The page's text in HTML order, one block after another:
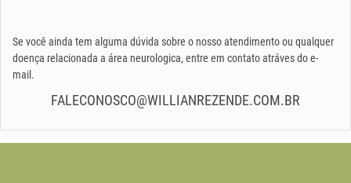
Se você ainda tem alguma dúvida sobre o nosso atendimento ou qualquer
doença relacionada a área neurologica, entre em contato atráves do e-
mail.
FALECONOSCO@WILLIANREZENDE.COM.BR